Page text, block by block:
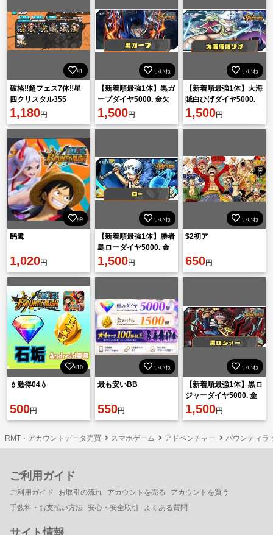
×1
破格‼️超フェス7体‼️星
四クリスタル355
1,180円
いいね
【新着順最強1体】黒ガ
ープダイヤ5000. 金欠
片1800機種IOS
1,500円
いいね
【新着順最強1体】大海
賊白ひげダイヤ5000.
金欠片1601機種 IOS
1,500円
×9
鹞鹭
1,020円
いいね
【新着順最強1体】勝者
島ローダイヤ5000. 金
欠片1601機種 IOS
1,500円
いいね
$2初ア
650円
×10
💧激得04💧
500円
いいね
最も安いBB
550円
いいね
【新着順最強1体】黒ロ
ジャーダイヤ5000. 金
欠片1600機種IOS
1,500円
RMT・アカウントデータ売買 スマホゲーム アドベンチャー バウンティラ
ご利用ガイド
ご利用ガイド お取引の流れ アカウントを売る
アカウントを買う
手数料・お支払い方法 安心・安全取引 よくある質問